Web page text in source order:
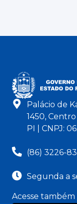
Palácio de
1450,
PI | CNPJ:
(86) 3226-
Segunda a
Acesse também